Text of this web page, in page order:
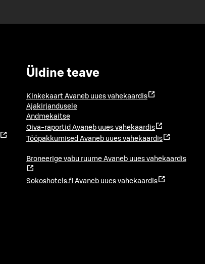
Üldine teave
Kinkekaart Avaneb uues vahekaardis
Ajakirjandusele
Andmekaitse
Oiva-raportid Avaneb uues vahekaardis
Tööpakkumised Avaneb uues vahekaardis
Broneerige vabu ruume Avaneb uues vahekaardis
Sokoshotels.fi Avaneb uues vahekaardis